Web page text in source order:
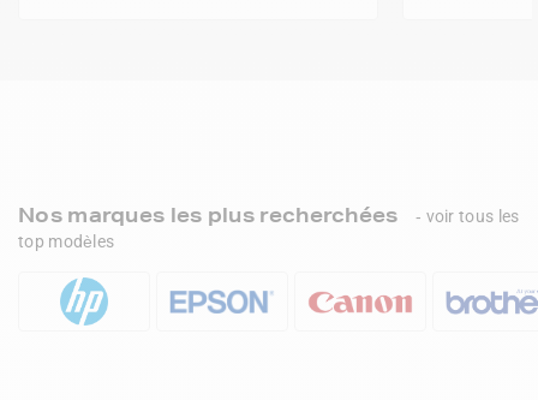
Nos marques les plus recherchées
- voir tous les
top modèles